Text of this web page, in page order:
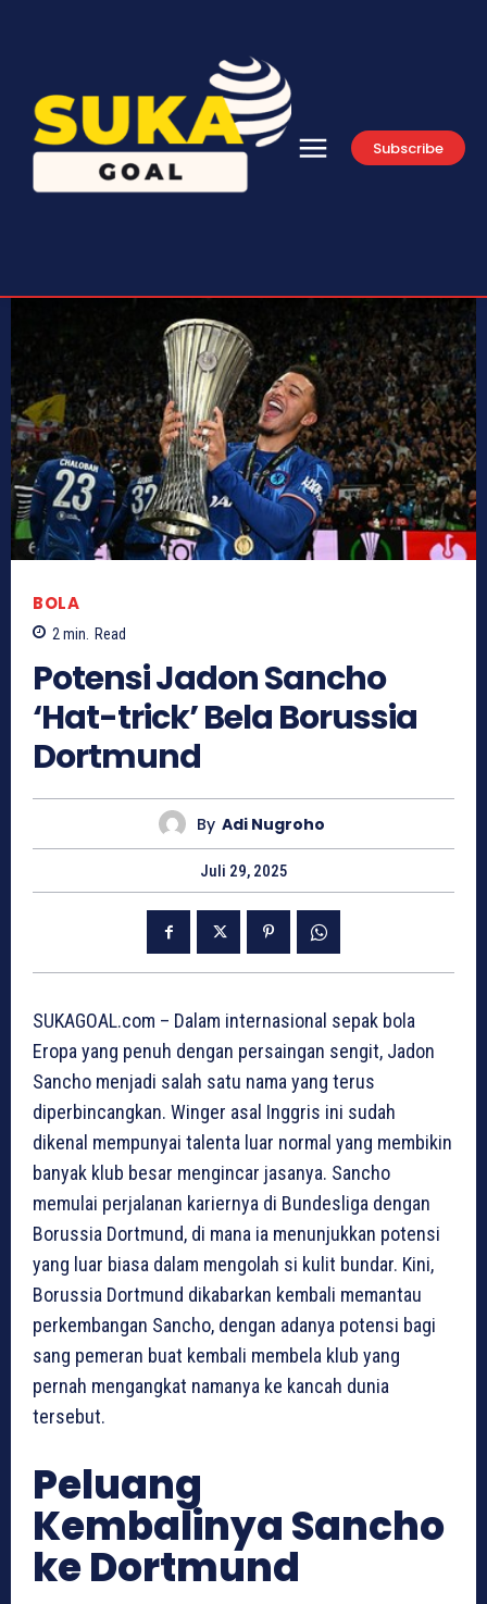
Subscribe
BOLA
2min. Read
Potensi Jadon Sancho
‘Hat-trick’ Bela Borussia
Dortmund
By Adi Nugroho
Juli 29, 2025
SUKAGOAL.com – Dalam internasional sepak bola
Eropa yang penuh dengan persaingan sengit, Jadon
Sancho menjadi salah satu nama yang terus
diperbincangkan. Winger asal Inggris ini sudah
dikenal mempunyai talenta luar normal yang membikin
banyak klub besar mengincar jasanya. Sancho
memulai perjalanan kariernya di Bundesliga dengan
Borussia Dortmund, di mana ia menunjukkan potensi
yang luar biasa dalam mengolah si kulit bundar. Kini,
Borussia Dortmund dikabarkan kembali memantau
perkembangan Sancho, dengan adanya potensi bagi
sang pemeran buat kembali membela klub yang
pernah mengangkat namanya ke kancah dunia
tersebut.
Peluang
Kembalinya Sancho
ke Dortmund